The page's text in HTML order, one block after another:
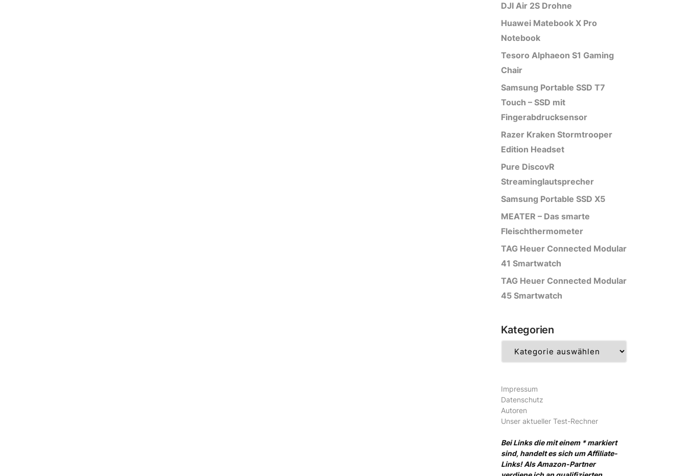
DJI Air 2S Drohne
Huawei Matebook X Pro
Notebook
Tesoro Alphaeon S1 Gaming
Chair
Samsung Portable SSD T7
Touch – SSD mit
Fingerabdrucksensor
Razer Kraken Stormtrooper
Edition Headset
Pure DiscovR
Streaminglautsprecher
Samsung Portable SSD X5
MEATER – Das smarte
Fleischthermometer
TAG Heuer Connected Modular
41 Smartwatch
TAG Heuer Connected Modular
45 Smartwatch
Kategorien
Impressum
Datenschutz
Autoren
Unser aktueller Test-Rechner
Bei Links die mit einem * markiert
sind, handelt es sich um Affiliate-
Links! Als Amazon-Partner